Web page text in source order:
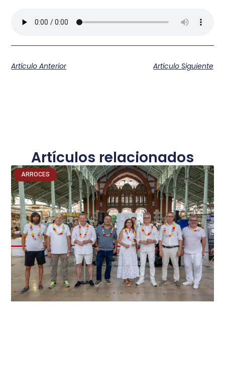
Artículo Anterior Artículo Siguiente
Artículos relacionados
ARROCES